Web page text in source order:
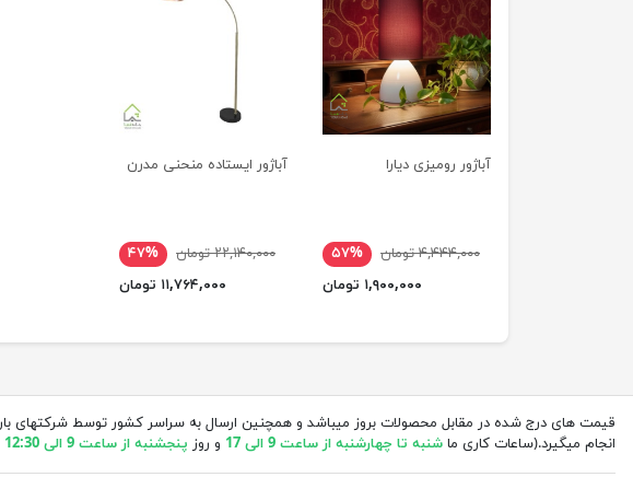
آباژور رومیزی دیارا
۴,۴۴۴,۰۰۰ تومان
۵۷%
۱,۹۰۰,۰۰۰ تومان
آباژور ایستاده منحنی مدرن
۲۲,۱۴۰,۰۰۰ تومان
۴۷%
۱۱,۷۶۴,۰۰۰ تومان
قیمت های درج شده در مقابل محصولات بروز میباشد و همچنین ارسال به سراسر کشور توسط شرکتهای
انجام میگیرد.(ساعات کاری ما شنبه تا چهارشنبه از ساعت 9 الی 17 و روز پنجشنبه از ساعت 9 الی 12:30